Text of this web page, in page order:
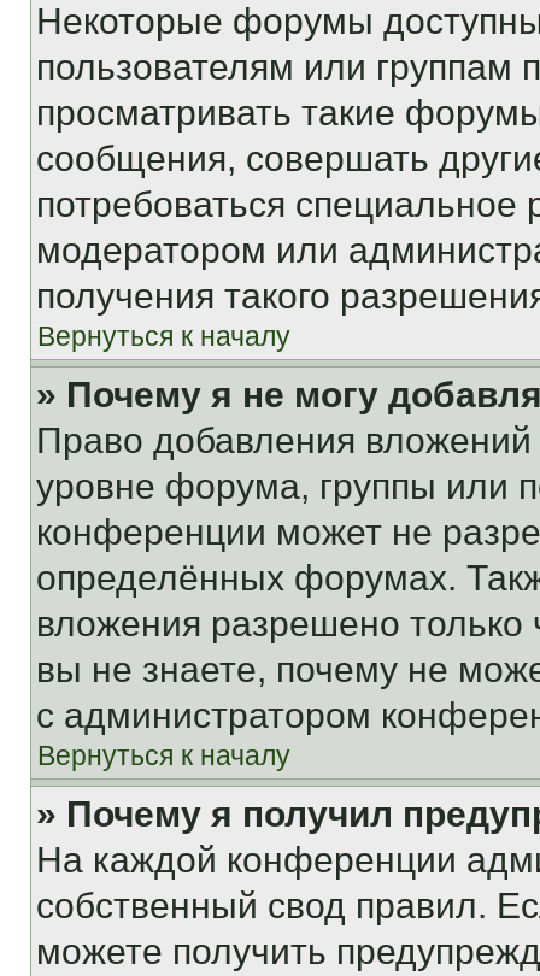
Некоторые форумы
пользователям или группам
просматривать такие
сообщения, совершать
потребоваться
модератором или
получения такого
Вернуться к началу
» Почему я не могу
Право добавления
уровне форума, группы или
конференции может не
определённых форумах.
вложения разрешено
вы не знаете, почему не
с администратором
Вернуться к началу
» Почему я получил
На каждой конференции
собственный свод правил.
можете получить